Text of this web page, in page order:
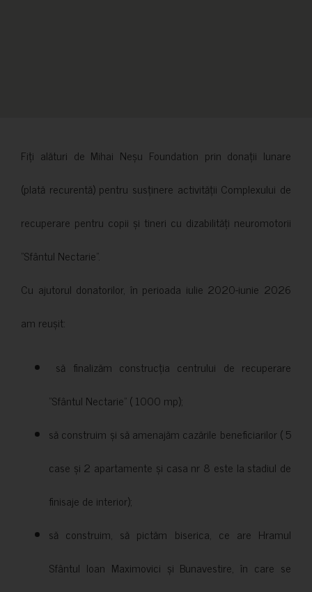
Fiți alături de Mihai Neșu Foundation prin donații lunare
(plată recurentă) pentru susținere activității Complexului de
recuperare pentru copii și tineri cu dizabilități neuromotorii
”Sfântul Nectarie”.
Cu ajutorul donatorilor, în perioada iulie 2020-iunie 2026
am reușit:
să finalizăm construcția centrului de recuperare
”Sfântul Nectarie” ( 1000 mp);
să construim și să amenajăm cazările beneficiarilor ( 5
case și 2 apartamente și casa nr 8 este la stadiul de
finisaje de interior);
să construim, să pictăm biserica, ce are Hramul
Sfântul Ioan Maximovici și Bunavestire, în care se